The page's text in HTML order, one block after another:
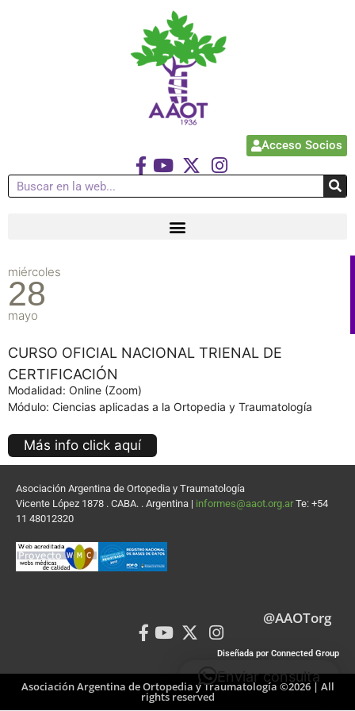
Acceso Socios
miércoles
28
mayo
CURSO OFICIAL NACIONAL TRIENAL DE
CERTIFICACIÓN
Modalidad: Online (Zoom)
Módulo: Ciencias aplicadas a la Ortopedia y Traumatología
Más info click aquí
Asociación Argentina de Ortopedia y Traumatología
Vicente López 1878 . CABA. . Argentina | informes@aaot.org.ar Te: +54
11 48012320
@AAOTorg
Diseñada por Connected Group
Asociación Argentina de Ortopedia y Traumatología ©2026 | All
rights reserved
Enviar consulta